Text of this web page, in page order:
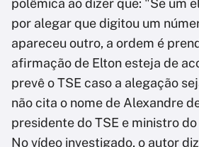
polêmica ao dizer que: "Se um
por alegar que digitou um
apareceu outro, a ordem é
afirmação de Elton esteja de
prevê o TSE caso a alegação
não cita o nome de Alexandre
presidente do TSE e ministro do
No vídeo investigado, o autor